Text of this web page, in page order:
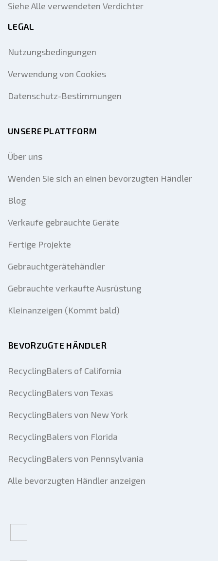
Siehe Alle verwendeten Verdichter
LEGAL
Nutzungsbedingungen
Verwendung von Cookies
Datenschutz-Bestimmungen
UNSERE PLATTFORM
Über uns
Wenden Sie sich an einen bevorzugten Händler
Blog
Verkaufe gebrauchte Geräte
Fertige Projekte
Gebrauchtgerätehändler
Gebrauchte verkaufte Ausrüstung
Kleinanzeigen (Kommt bald)
BEVORZUGTE HÄNDLER
RecyclingBalers of California
RecyclingBalers von Texas
RecyclingBalers von New York
RecyclingBalers von Florida
RecyclingBalers von Pennsylvania
Alle bevorzugten Händler anzeigen